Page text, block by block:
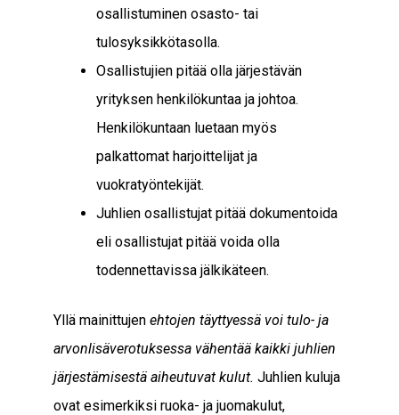
osallistuminen osasto- tai
tulosyksikkötasolla.
Osallistujien pitää olla järjestävän
yrityksen henkilökuntaa ja johtoa.
Henkilökuntaan luetaan myös
palkattomat harjoittelijat ja
vuokratyöntekijät.
Juhlien osallistujat pitää dokumentoida
eli osallistujat pitää voida olla
todennettavissa jälkikäteen.
Yllä mainittujen ehtojen täyttyessä voi tulo- ja
arvonlisäverotuksessa vähentää kaikki juhlien
järjestämisestä aiheutuvat kulut. Juhlien kuluja
ovat esimerkiksi ruoka- ja juomakulut,